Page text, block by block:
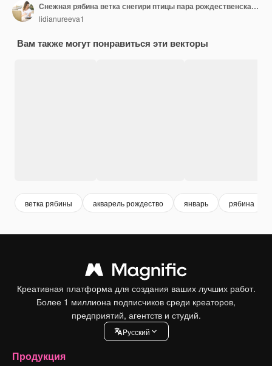
Снежная рябина ветка снегири птицы пара рождественская открытка акварель иллюстрация рождество декабрь
lidianureeva1
Вам также могут понравиться эти векторы
ветка рябины акварель рождество январь рябина
Креативная платформа для создания ваших лучших работ.
Более 1 миллиона подписчиков среди креаторов,
предприятий, агентств и студий.
Pусский
Продукция